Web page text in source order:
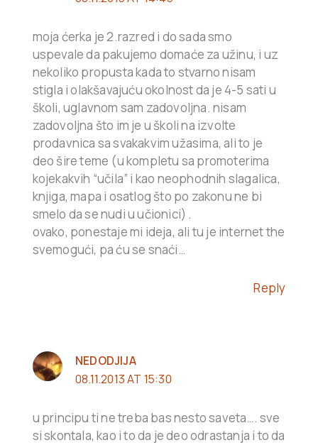
moja ćerka je 2.razred i do sada smo
uspevale da pakujemo domaće za užinu, i uz
nekoliko propusta kada to stvarno nisam
stigla i olakšavajuću okolnost da je 4-5 sati u
školi, uglavnom sam zadovoljna. nisam
zadovoljna što im je u školi na izvolte
prodavnica sa svakakvim užasima, ali to je
deo šire teme (u kompletu sa promoterima
kojekakvih “učila” i kao neophodnih slagalica,
knjiga, mapa i osatlog što po zakonu ne bi
smelo da se nudi u učionici) .
ovako, ponestaje mi ideja, ali tu je internet the
svemogući, pa ću se snaći…
Reply
NEDODJIJA
08.11.2013 AT 15:30
u principu ti ne treba bas nesto saveta…. sve
si skontala, kao i to da je deo odrastanja i to da